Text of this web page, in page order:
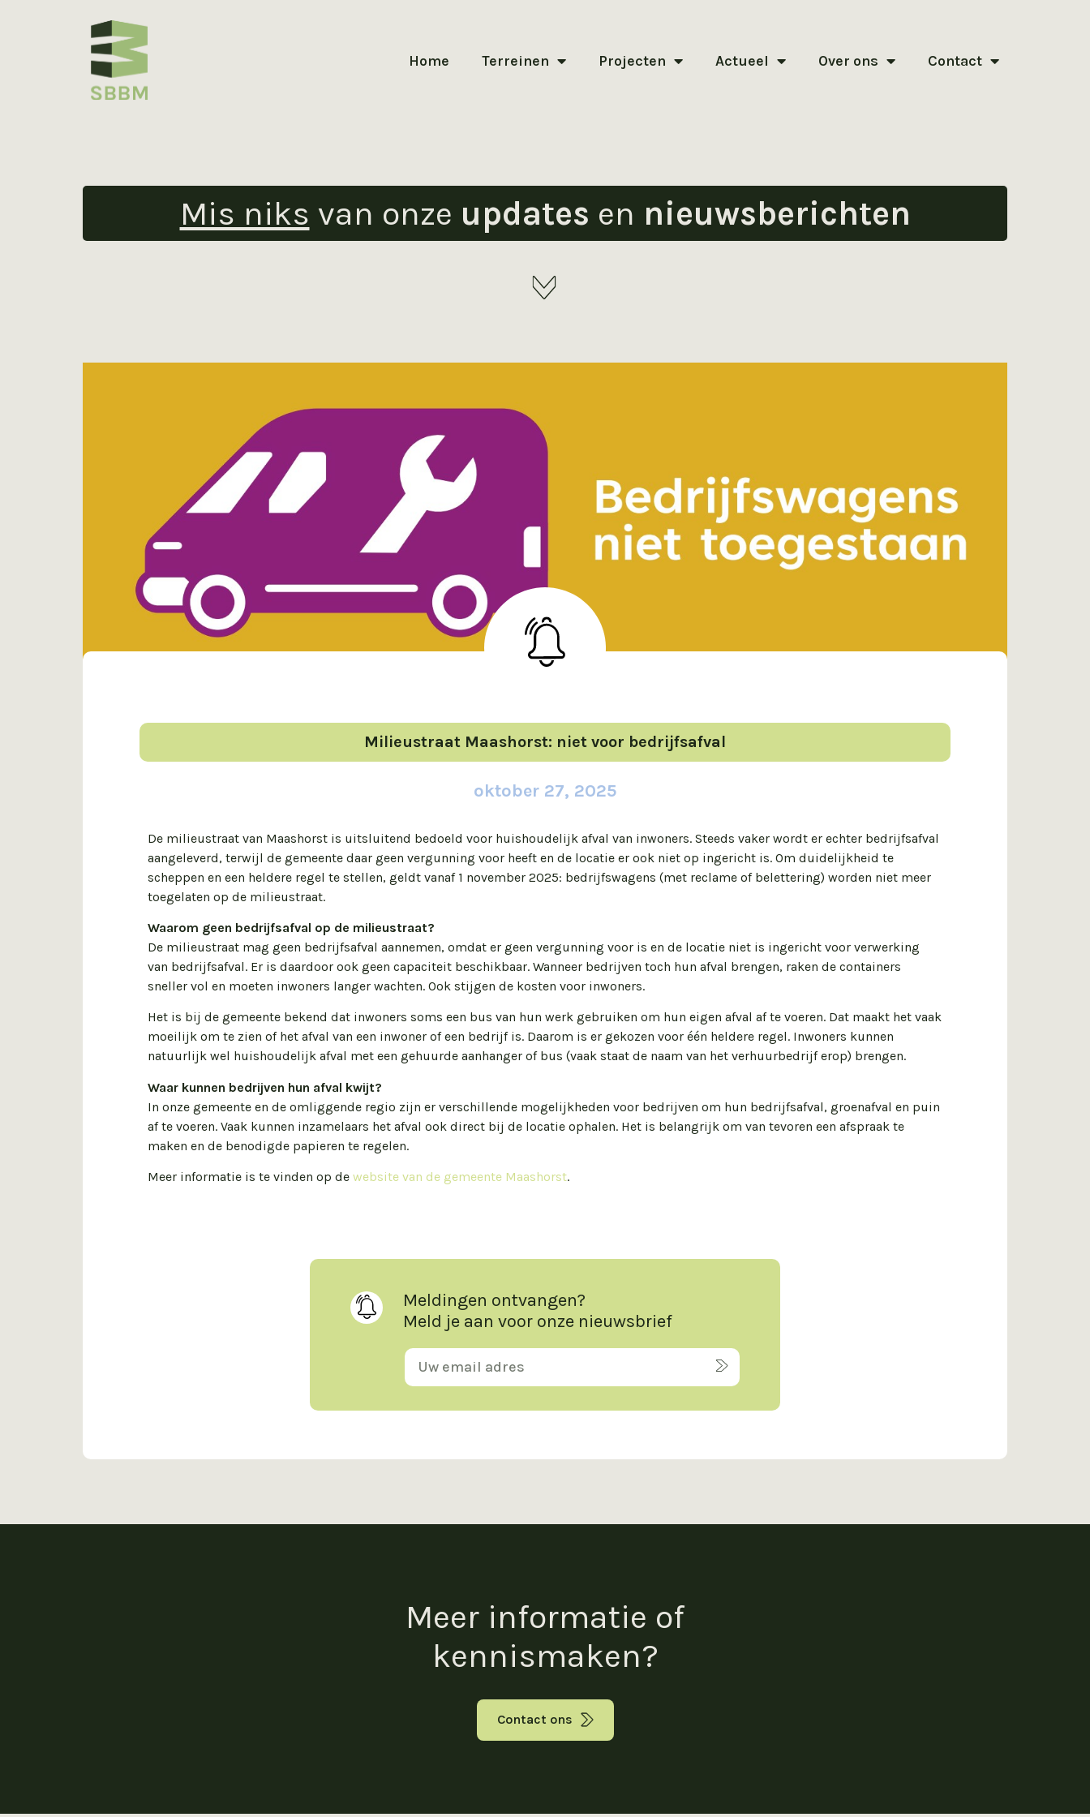
Home Terreinen Projecten Actueel Over ons Contact
Mis niks van onze updates en nieuwsberichten
Milieustraat Maashorst: niet voor bedrijfsafval
oktober 27, 2025
De milieustraat van Maashorst is uitsluitend bedoeld voor huishoudelijk afval van inwoners. Steeds vaker wordt er echter bedrijfsafval
aangeleverd, terwijl de gemeente daar geen vergunning voor heeft en de locatie er ook niet op ingericht is. Om duidelijkheid te
scheppen en een heldere regel te stellen, geldt vanaf 1 november 2025: bedrijfswagens (met reclame of belettering) worden niet meer
toegelaten op de milieustraat.
Waarom geen bedrijfsafval op de milieustraat?
De milieustraat mag geen bedrijfsafval aannemen, omdat er geen vergunning voor is en de locatie niet is ingericht voor verwerking
van bedrijfsafval. Er is daardoor ook geen capaciteit beschikbaar. Wanneer bedrijven toch hun afval brengen, raken de containers
sneller vol en moeten inwoners langer wachten. Ook stijgen de kosten voor inwoners.
Het is bij de gemeente bekend dat inwoners soms een bus van hun werk gebruiken om hun eigen afval af te voeren. Dat maakt het vaak
moeilijk om te zien of het afval van een inwoner of een bedrijf is. Daarom is er gekozen voor één heldere regel. Inwoners kunnen
natuurlijk wel huishoudelijk afval met een gehuurde aanhanger of bus (vaak staat de naam van het verhuurbedrijf erop) brengen.
Waar kunnen bedrijven hun afval kwijt?
In onze gemeente en de omliggende regio zijn er verschillende mogelijkheden voor bedrijven om hun bedrijfsafval, groenafval en puin
af te voeren. Vaak kunnen inzamelaars het afval ook direct bij de locatie ophalen. Het is belangrijk om van tevoren een afspraak te
maken en de benodigde papieren te regelen.
Meer informatie is te vinden op de website van de gemeente Maashorst.
Meldingen ontvangen?
Meld je aan voor onze nieuwsbrief
Meer informatie of
kennismaken?
Contact ons